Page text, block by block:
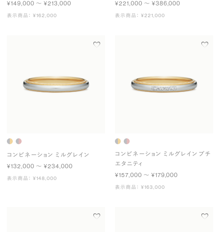
¥149,000 〜 ¥213,000
表示商品： ¥162,000
¥221,000 〜 ¥386,000
表示商品： ¥221,000
コンビネーション ミルグレイン
¥132,000 〜 ¥234,000
表示商品： ¥148,000
コンビネーション ミルグレイン プチ
エタニティ
¥157,000 〜 ¥179,000
表示商品： ¥163,000